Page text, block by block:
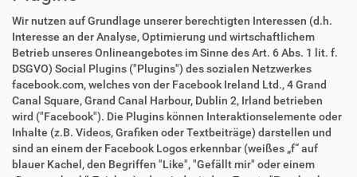
Wir nutzen auf Grundlage unserer berechtigten Interessen (d.h.
Interesse an der Analyse, Optimierung und wirtschaftlichem
Betrieb unseres Onlineangebotes im Sinne des Art. 6 Abs. 1 lit. f.
DSGVO) Social Plugins ("Plugins") des sozialen Netzwerkes
facebook.com, welches von der Facebook Ireland Ltd., 4 Grand
Canal Square, Grand Canal Harbour, Dublin 2, Irland betrieben
wird ("Facebook"). Die Plugins können Interaktionselemente oder
Inhalte (z.B. Videos, Grafiken oder Textbeiträge) darstellen und
sind an einem der Facebook Logos erkennbar (weißes „f“ auf
blauer Kachel, den Begriffen "Like", "Gefällt mir" oder einem